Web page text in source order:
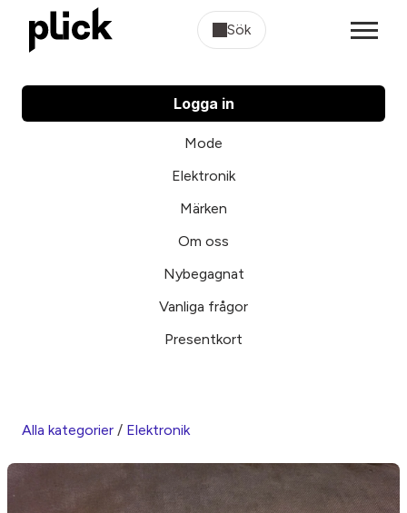
Sök
Logga in
Mode
Elektronik
Märken
Om oss
Nybegagnat
Vanliga frågor
Presentkort
Alla kategorier / Elektronik